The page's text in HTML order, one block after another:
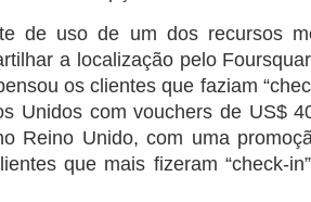
de uso de um dos recursos
a localização pelo
os clientes que faziam
Unidos com vouchers de US$
Reino Unido, com uma
que mais fizeram “check-